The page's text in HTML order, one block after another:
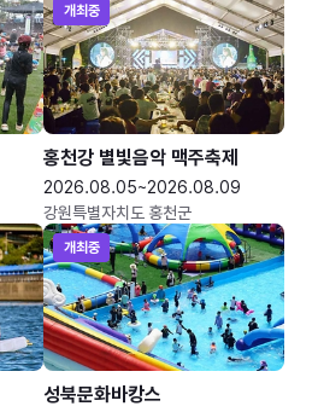
개최중
홍천강 별빛음악 맥주축제
2026.08.05~2026.08.09
강원특별자치도 홍천군
개최중
성북문화바캉스